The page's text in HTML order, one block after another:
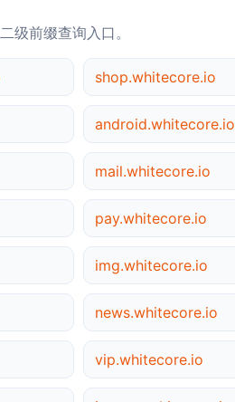
前缀查询入口。
shop.whitecore.io
android.whitecore.io
mail.whitecore.io
pay.whitecore.io
img.whitecore.io
news.whitecore.io
vip.whitecore.io